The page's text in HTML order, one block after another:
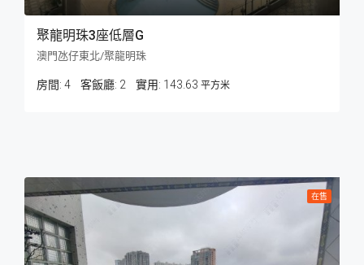
聚龍明珠3座低層G
澳門氹仔東北/聚龍明珠
房間: 4 客飯廳: 2 143.63 平方米
在售